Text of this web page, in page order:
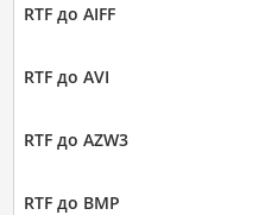
RTF до AIFF
RTF до AVI
RTF до AZW3
RTF до BMP